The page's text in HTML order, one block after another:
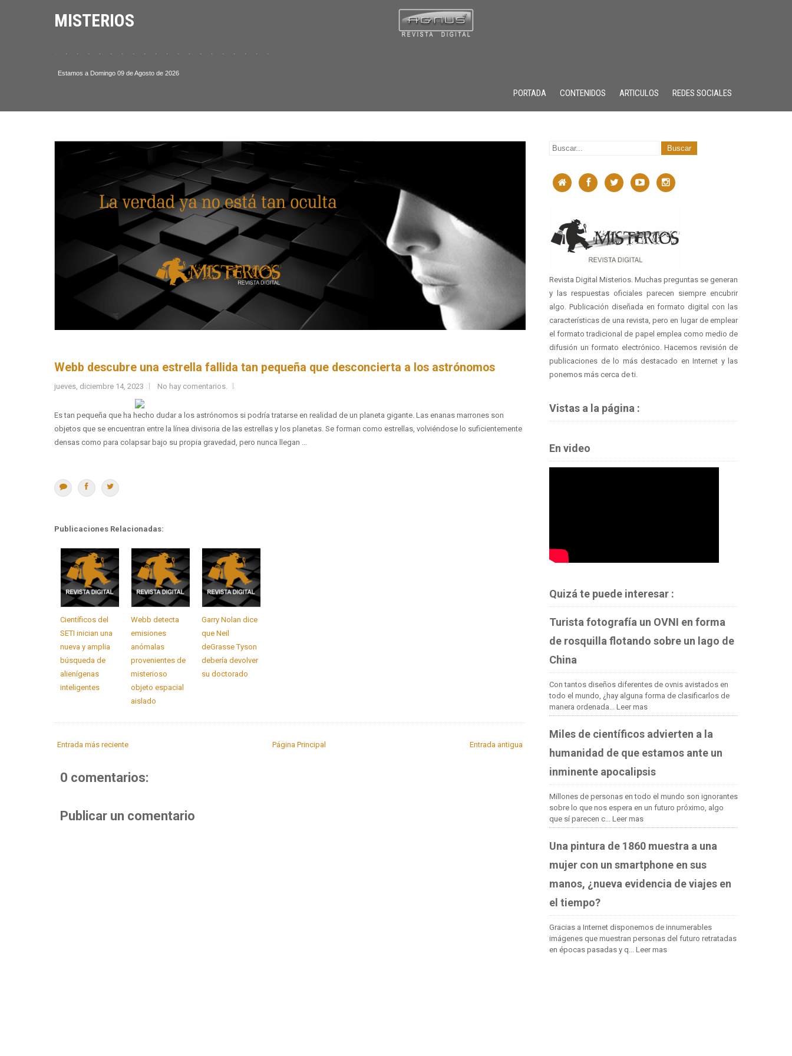
MISTERIOS
. . . . . . . . . . . . . . . . . . . . . . . . .
Estamos a Domingo 09 de Agosto de 2026
PORTADA CONTENIDOS ARTICULOS REDES SOCIALES
Webb descubre una estrella fallida tan pequeña que desconcierta a los astrónomos
jueves, diciembre 14, 2023 No hay comentarios.
Es tan pequeña que ha hecho dudar a los astrónomos si podría tratarse en realidad de un planeta gigante. Las enanas marrones son
objetos que se encuentran entre la línea divisoria de las estrellas y los planetas. Se forman como estrellas, volviéndose lo suficientemente
densas como para colapsar bajo su propia gravedad, pero nunca llegan ...
Publicaciones Relacionadas:
Científicos del
SETI inician una
nueva y amplia
búsqueda de
alienígenas
inteligentes
Webb detecta
emisiones
anómalas
provenientes de
misterioso
objeto espacial
aislado
Garry Nolan dice
que Neil
deGrasse Tyson
debería devolver
su doctorado
Entrada más reciente Entrada antigua
Página Principal
0 comentarios:
Publicar un comentario
Revista Digital Misterios. Muchas preguntas se generan
y las respuestas oficiales parecen siempre encubrir
algo. Publicación diseñada en formato digital con las
características de una revista, pero en lugar de emplear
el formato tradicional de papel emplea como medio de
difusión un formato electrónico. Hacemos revisión de
publicaciones de lo más destacado en Internet y las
ponemos más cerca de ti.
Vistas a la página :
En video
Quizá te puede interesar :
Turista fotografía un OVNI en forma
de rosquilla flotando sobre un lago de
China
Con tantos diseños diferentes de ovnis avistados en
todo el mundo, ¿hay alguna forma de clasificarlos de
manera ordenada... Leer mas
Miles de científicos advierten a la
humanidad de que estamos ante un
inminente apocalipsis
Millones de personas en todo el mundo son ignorantes
sobre lo que nos espera en un futuro próximo, algo
que sí parecen c... Leer mas
Una pintura de 1860 muestra a una
mujer con un smartphone en sus
manos, ¿nueva evidencia de viajes en
el tiempo?
Gracias a Internet disponemos de innumerables
imágenes que muestran personas del futuro retratadas
en épocas pasadas y q... Leer mas